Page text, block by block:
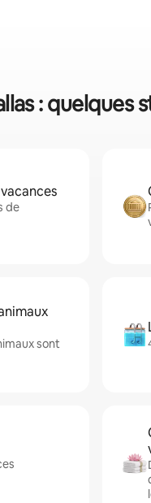
: quelques
de
sont